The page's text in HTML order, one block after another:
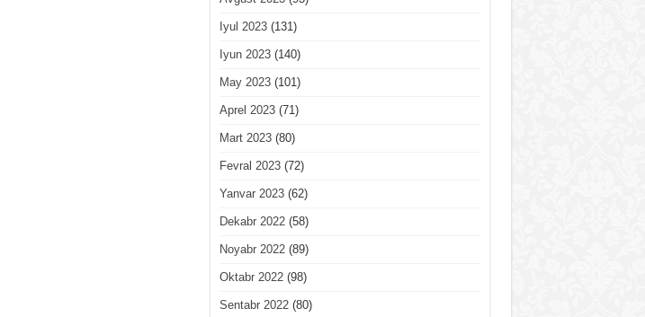
Iyul 2023(131)
Iyun 2023(140)
May 2023(101)
Aprel 2023(71)
Mart 2023(80)
Fevral 2023(72)
Yanvar 2023(62)
Dekabr 2022(58)
Noyabr 2022(89)
Oktabr 2022(98)
Sentabr 2022(80)